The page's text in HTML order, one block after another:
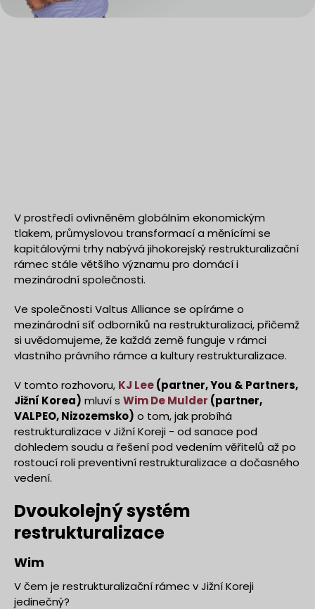
V prostředí ovlivněném globálním ekonomickým
tlakem, průmyslovou transformací a měnícími se
kapitálovými trhy nabývá jihokorejský restrukturalizační
rámec stále většího významu pro domácí i
mezinárodní společnosti.
Ve společnosti Valtus Alliance se opíráme o
mezinárodní síť odborníků na restrukturalizaci, přičemž
si uvědomujeme, že každá země funguje v rámci
vlastního právního rámce a kultury restrukturalizace.
V tomto rozhovoru, KJ Lee(partner, You & Partners,
Jižní Korea) mluví s Wim De Mulder (partner,
VALPEO, Nizozemsko) o tom, jak probíhá
restrukturalizace v Jižní Koreji - od sanace pod
dohledem soudu a řešení pod vedením věřitelů až po
rostoucí roli preventivní restrukturalizace a dočasného
vedení.
Dvoukolejný systém
restrukturalizace
Wim
V čem je restrukturalizační rámec v Jižní Koreji
jedinečný?